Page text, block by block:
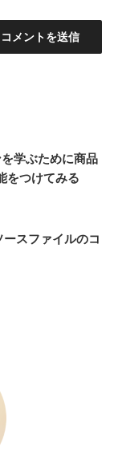
学ぶために商品
をつけてみる
スファイルのコ